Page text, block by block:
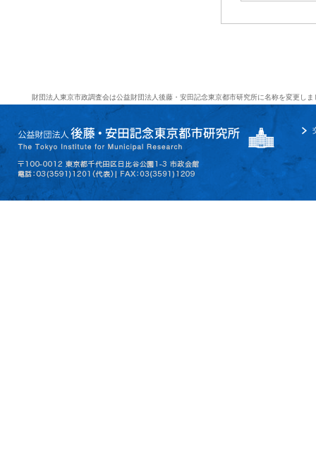
財団法人東京市政調査会は公益財団法人後藤・安田記念東京都市研究所に名称を変更しま